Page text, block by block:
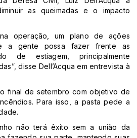
as queimadas e o impacto
operação, um plano de ações
a gente possa fazer frente as
de estiagem, principalmente
disse Dell’Acqua em entrevista à
final de setembro com objetivo de
Para isso, a pasta pede a
não terá êxito sem a união da